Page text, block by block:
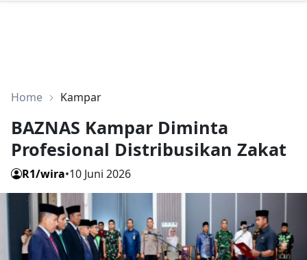
Home Kampar
BAZNAS Kampar Diminta
Profesional Distribusikan Zakat
R1/wira•10 Juni 2026